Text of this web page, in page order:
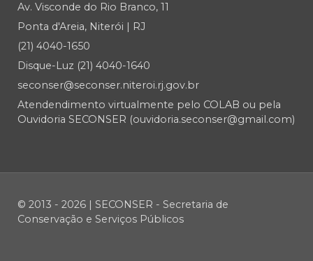
Av. Visconde do Rio Branco, 11
Ponta d'Areia, Niterói | RJ
(21) 4040-1650
Disque-Luz (21) 4040-1640
seconser@seconser.niteroi.rj.gov.br
Atendendimento virtualmente pelo COLAB ou pela
Ouvidoria SECONSER (ouvidoria.seconser@gmail.com)
© 2013 - 2026 | SECONSER - Secretaria de
Conservação e Serviços Públicos